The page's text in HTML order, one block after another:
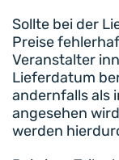
Sollte bei der
Preise
Veranstalter
Lieferdatum
andernfalls als
angesehen
werden